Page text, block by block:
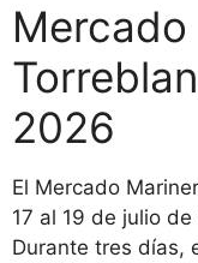
2026
El Mercado
17 al 19 de julio
Durante tres días,